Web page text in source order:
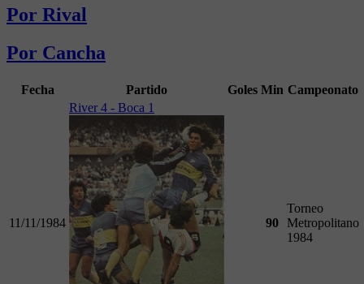
Por Rival
Por Cancha
Fecha Partido Goles Min Campeonato
11/11/1984
River 4 - Boca 1
90
Torneo
Metropolitano
1984